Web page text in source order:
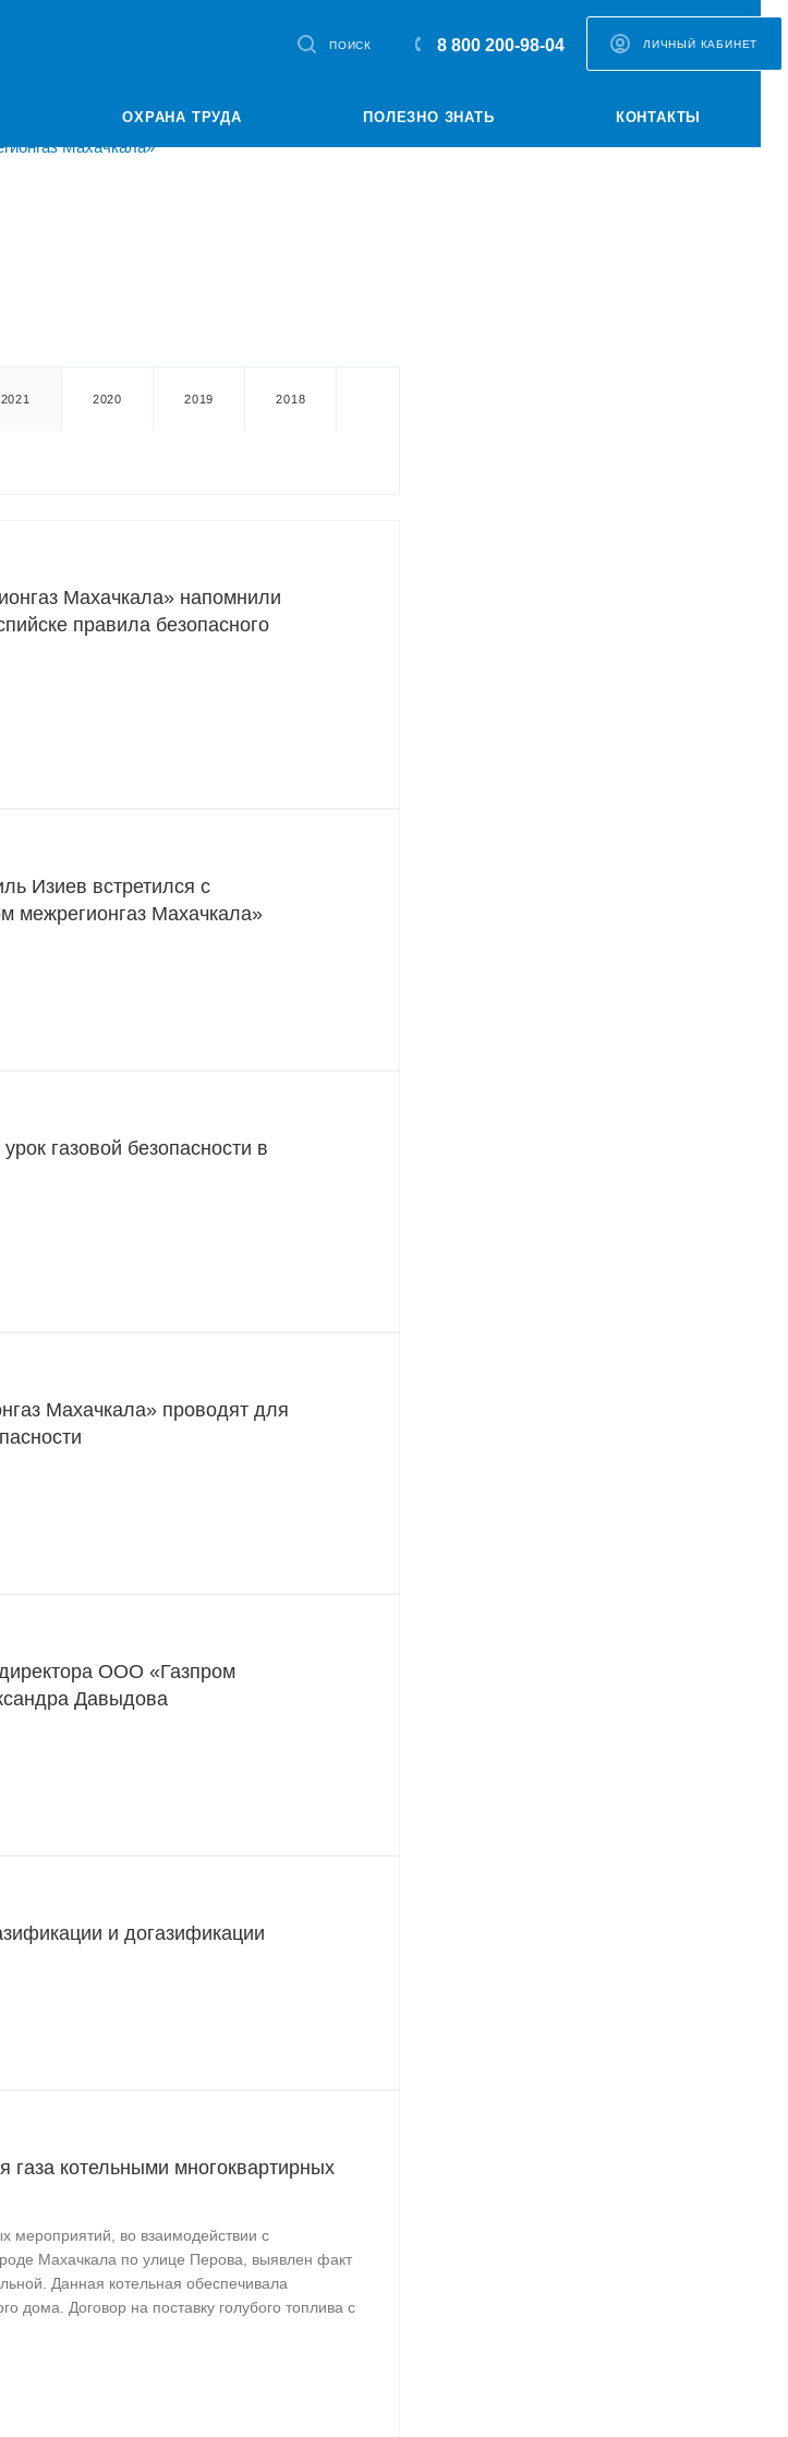
ЛИЧНЫЙ КАБИНЕТ
8 800 200-98-04
ПОИСК
ОХРАНА ТРУДА ПОЛЕЗНО ЗНАТЬ КОНТАКТЫ
2021 2020 2019 2018
Махачкала» напомнили
правила безопасного
Изиев встретился с
межрегионгаз Махачкала»
газовой безопасности в
Махачкала» проводят для
ООО «Газпром
Давыдова
и догазификации
газа котельными многоквартирных
мероприятий, во взаимодействии с
Махачкала по улице Перова, выявлен факт
Данная котельная обеспечивала
дома. Договор на поставку голубого топлива с